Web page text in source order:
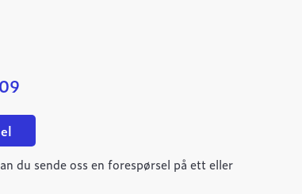
du sende oss en forespørsel på ett eller